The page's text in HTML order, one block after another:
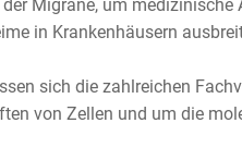
Migräne, um medizinische
in Krankenhäusern
sich die zahlreichen
von Zellen und um die